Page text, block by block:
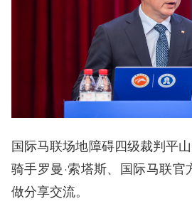
国际马联场地障碍四级裁判平
骑手罗曼·索塔斯、国际马联官
做分享交流。